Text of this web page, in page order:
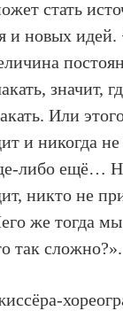
стать
и новых
значит,
Или
и никогда
либо ещё…
никто не
же тогда
так сложно?».